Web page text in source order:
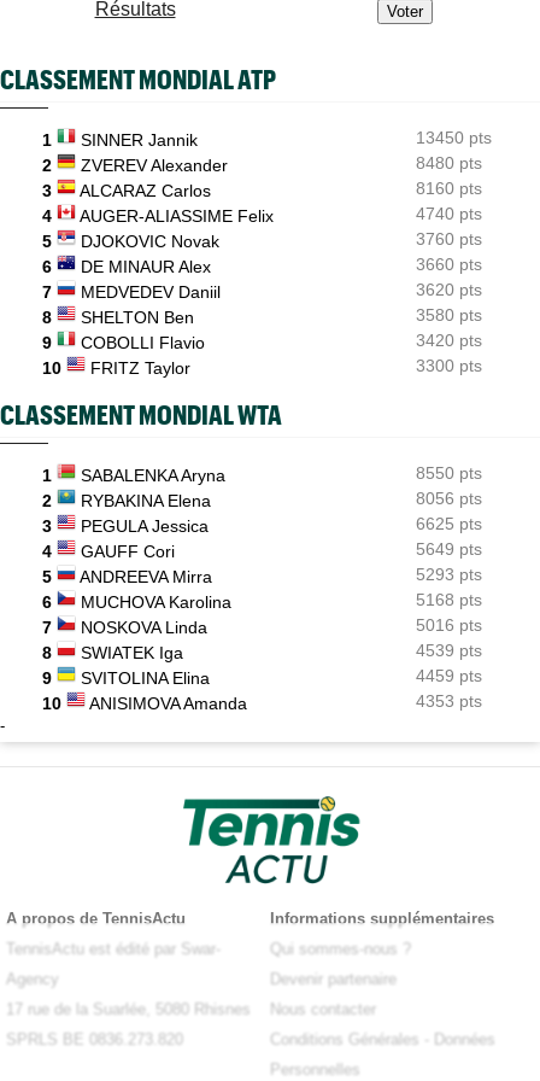
2026
Lorenzo Musetti passe d'une partenaire russe à une
Ukrainienne
13:52
WTA - Toronto
Aryna Sabalenka, une cadence plus vue depuis Serena
Williams
Résultats
CLASSEMENT MONDIAL ATP
1 SINNER Jannik
13450 pts
2
ZVEREV Alexander
8480 pts
3
ALCARAZ Carlos
8160 pts
4
AUGER-ALIASSIME Felix
4740 pts
5
DJOKOVIC Novak
3760 pts
6
DE MINAUR Alex
3660 pts
7
MEDVEDEV Daniil
3620 pts
8
SHELTON Ben
3580 pts
9
COBOLLI Flavio
3420 pts
10
FRITZ Taylor 3300 pts
CLASSEMENT MONDIAL WTA
1 SABALENKA Aryna
8550 pts
2
RYBAKINA Elena
8056 pts
3
PEGULA Jessica
6625 pts
4
GAUFF Cori
5649 pts
5
ANDREEVA Mirra
5293 pts
6
MUCHOVA Karolina
5168 pts
7
NOSKOVA Linda
5016 pts
8
SWIATEK Iga
4539 pts
9
SVITOLINA Elina
4459 pts
10
ANISIMOVA Amanda 4353 pts
-
A propos de TennisActu
TennisActu est édité par Swar-
Agency
17 rue de la Suarlée, 5080 Rhisnes
SPRLS BE 0836.273.820
Informations supplémentaires
Qui sommes-nous ?
Devenir partenaire
Nous contacter
Conditions Générales
Données
Personnelles